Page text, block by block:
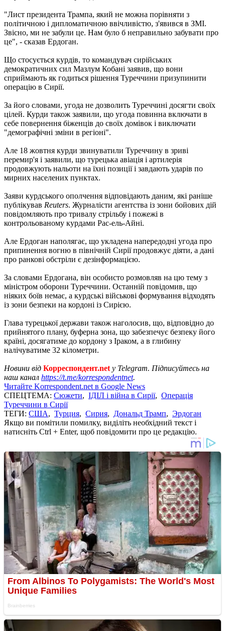
"Лист президента Трампа, який не можна порівняти з
політичною і дипломатичною ввічливістю, з'явився в ЗМІ.
Звісно, ми не забули це. Нам було б неправильно забувати про
це", - сказав Ердоган.
Що стосується курдів, то командувач сирійських
демократичних сил Мазлум Кобані заявив, що вони
сприймають як годиться рішення Туреччини призупинити
операцію в Сирії.
За його словами, угода не дозволить Туреччині досягти своїх
цілей. Курди також заявили, що угода повинна включати в
себе повернення біженців до своїх домівок і виключати
"демографічні зміни в регіоні".
Але 18 жовтня курди звинуватили Туреччину в зриві
перемир'я і заявили, що турецька авіація і артилерія
продовжують нальоти на їхні позиції і завдають ударів по
мирних населених пунктах.
Заяви курдського ополчення відповідають даним, які раніше
публікував Reuters. Журналісти агентства із зони бойових дій
повідомляють про тривалу стрільбу і пожежі в
контрольованому курдами Рас-ель-Айні.
Але Ердоган наполягає, що укладена напередодні угода про
припинення вогню в північній Сирії продовжує діяти, а дані
про ранкові обстріли є дезінформацією.
За словами Ердогана, він особисто розмовляв на цю тему з
міністром оборони Туреччини. Останній повідомив, що
ніяких боїв немає, а курдські військові формування відходять
із зони безпеки на кордоні із Сирією.
Глава турецької держави також наголосив, що, відповідно до
прийнятого плану, буферна зона, що забезпечує безпеку його
країні, досягатиме до кордону з Іраком, а в глибину
налічуватиме 32 кілометри.
Новини від Корреспондент.net у Telegram. Підписуйтесь на
наш канал https://t.me/korrespondentnet.
Читайте Korrespondent.net в Google News
СПЕЦТЕМА: Сюжети, ІДІЛ і війна в Сирії, Операція
Туреччини в Сирії
ТЕГИ: США, Турция, Сирия, Дональд Трамп, Эрдоган
Якщо ви помітили помилку, виділіть необхідний текст і
натисніть Ctrl + Enter, щоб повідомити про це редакцію.